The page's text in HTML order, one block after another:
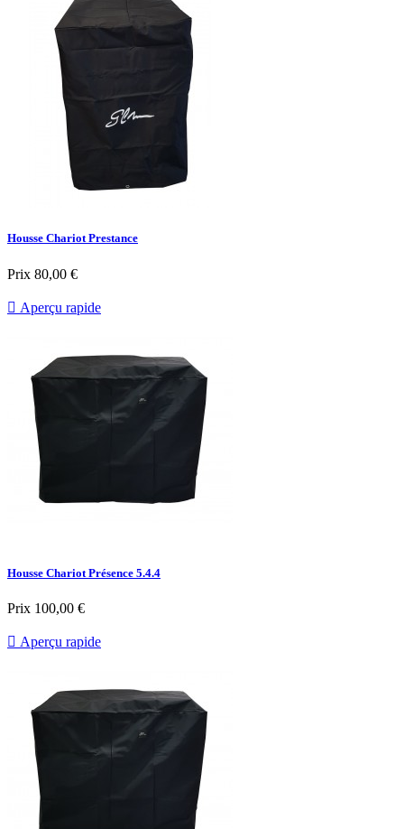
Housse Chariot Prestance
Prix 80,00 €
 Aperçu rapide
Housse Chariot Présence 5.4.4
Prix 100,00 €
 Aperçu rapide